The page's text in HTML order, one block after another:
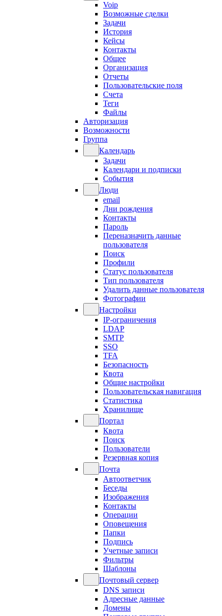
Voip
Возможные сделки
Задачи
История
Кейсы
Контакты
Общее
Организация
Отчеты
Пользовательские поля
Счета
Теги
Файлы
Авторизация
Возможности
Группа
Календарь
Задачи
Календари и подписки
События
Люди
email
Дни рождения
Контакты
Пароль
Переназначить данные
пользователя
Поиск
Профили
Статус пользователя
Тип пользователя
Удалить данные пользователя
Фотографии
Настройки
IP-ограничения
LDAP
SMTP
SSO
TFA
Безопасность
Квота
Общие настройки
Пользовательская навигация
Статистика
Хранилище
Портал
Квота
Поиск
Пользователи
Резервная копия
Почта
Автоответчик
Беседы
Изображения
Контакты
Операции
Оповещения
Папки
Подпись
Учетные записи
Фильтры
Шаблоны
Почтовый сервер
DNS записи
Адресные данные
Домены